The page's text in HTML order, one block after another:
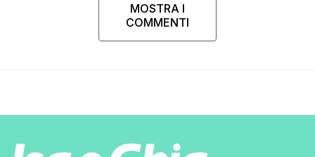
MOSTRA I
COMMENTI